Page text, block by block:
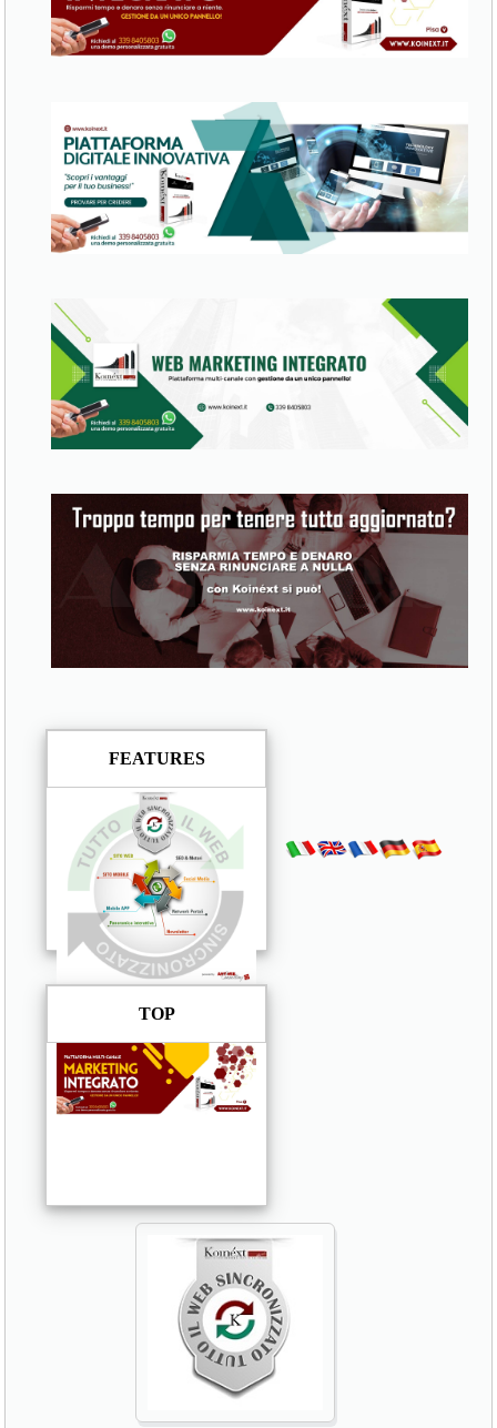
FEATURES
TOP